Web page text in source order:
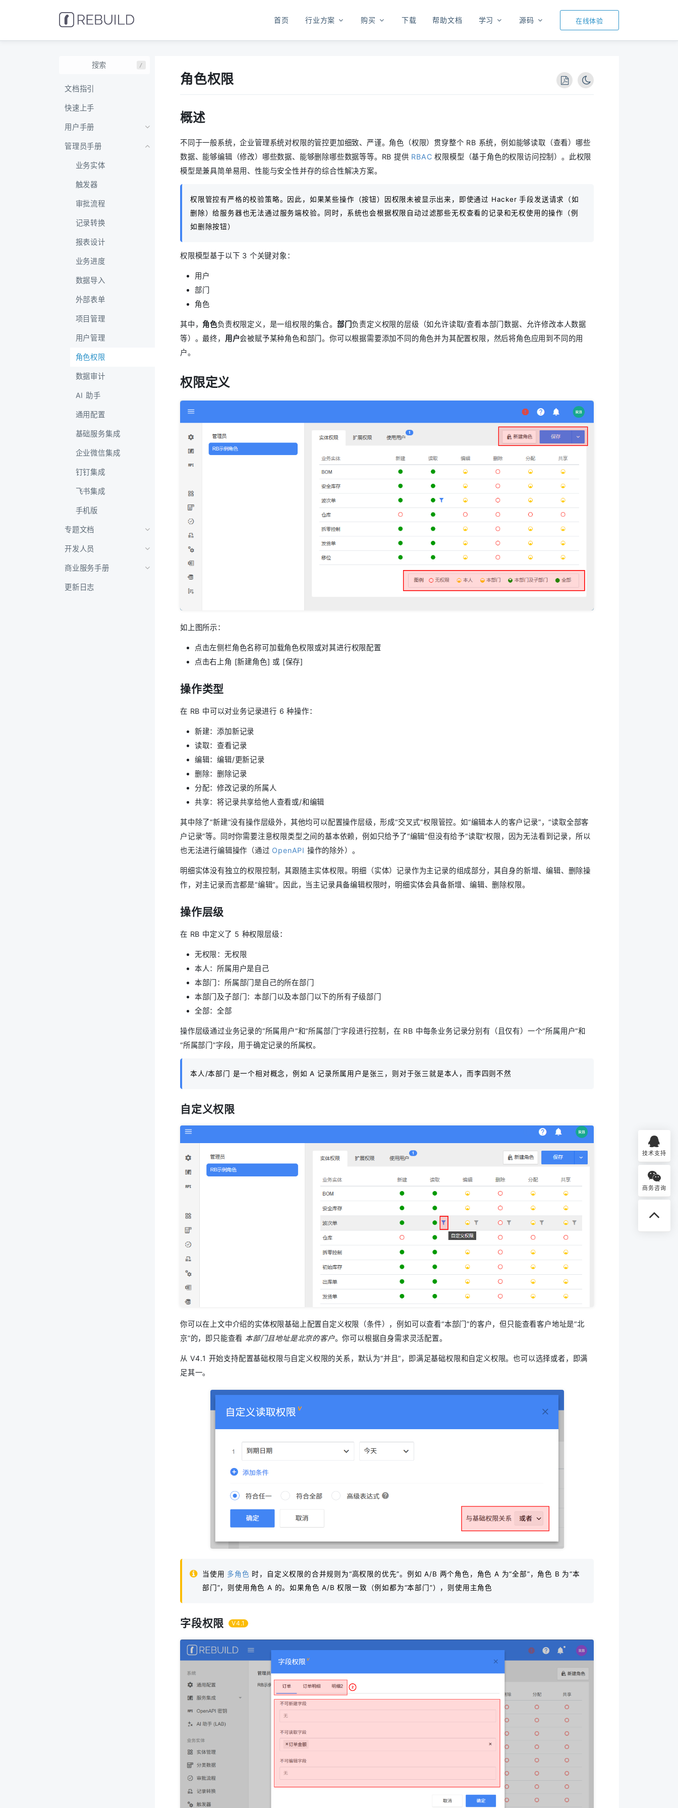
首页 行业方案 购买 下载 帮助文档 学习 源码 在线体验
/
文档指引
快速上手
用户手册
管理员手册
业务实体
触发器
审批流程
记录转换
报表设计
业务进度
数据导入
外部表单
项目管理
用户管理
角色权限
数据审计
AI 助手
通用配置
基础服务集成
企业微信集成
钉钉集成
飞书集成
手机版
专题文档
开发人员
商业服务手册
更新日志
角色权限
概述
不同于一般系统，企业管理系统对权限的管控更加细致、严谨。角色（权限）贯穿整个 RB 系统，例如能够读取（查看）哪些
数据、能够编辑（修改）哪些数据、能够删除哪些数据等等。RB 提供 RBAC 权限模型（基于角色的权限访问控制）。此权限
模型是兼具简单易用、性能与安全性并存的综合性解决方案。
权限管控有严格的校验策略。因此，如果某些操作（按钮）因权限未被显示出来，即使通过 Hacker 手段发送请求（如
删除）给服务器也无法通过服务端校验。同时，系统也会根据权限自动过滤那些无权查看的记录和无权使用的操作（例
如删除按钮）
权限模型基于以下 3 个关键对象：
用户
部门
角色
其中，角色负责权限定义，是一组权限的集合。 部门负责定义权限的层级（如允许读取/查看本部门数据、允许修改本人数据
等）。最终， 用户会被赋予某种角色和部门。你可以根据需要添加不同的角色并为其配置权限，然后将角色应用到不同的用
户。
权限定义
如上图所示：
点击左侧栏角色名称可加载角色权限或对其进行权限配置
点击右上角 [新建角色] 或 [保存]
操作类型
在 RB 中可以对业务记录进行 6 种操作：
新建：添加新记录
读取：查看记录
编辑：编辑/更新记录
删除：删除记录
分配：修改记录的所属人
共享：将记录共享给他人查看或/和编辑
其中除了“新建”没有操作层级外，其他均可以配置操作层级，形成“交叉式”权限管控。如“编辑本人的客户记录”，“读取全部客
户记录”等。同时你需要注意权限类型之间的基本依赖，例如只给予了“编辑”但没有给予“读取”权限，因为无法看到记录，所以
也无法进行编辑操作（通过 OpenAPI 操作的除外）。
明细实体没有独立的权限控制，其跟随主实体权限。明细（实体）记录作为主记录的组成部分，其自身的新增、编辑、删除操
作，对主记录而言都是“编辑”。因此，当主记录具备编辑权限时，明细实体会具备新增、编辑、删除权限。
操作层级
在 RB 中定义了 5 种权限层级：
无权限：无权限
本人：所属用户是自己
本部门：所属部门是自己的所在部门
本部门及子部门：本部门以及本部门以下的所有子级部门
全部：全部
操作层级通过业务记录的“所属用户”和“所属部门”字段进行控制，在 RB 中每条业务记录分别有（且仅有）一个“所属用户”和
“所属部门”字段，用于确定记录的所属权。
本人/本部门 是一个相对概念，例如 A 记录所属用户是张三，则对于张三就是本人，而李四则不然
自定义权限
你可以在上文中介绍的实体权限基础上配置自定义权限（条件），例如可以查看“本部门”的客户，但只能查看客户地址是“北
京”的，即只能查看 本部门且地址是北京的客户。你可以根据自身需求灵活配置。
从 V4.1 开始支持配置基础权限与自定义权限的关系，默认为“并且”，即满足基础权限和自定义权限。也可以选择或者，即满
足其一。
当使用 多角色 时，自定义权限的合并规则为“高权限的优先”。例如 A/B 两个角色，角色 A 为“全部”，角色 B 为“本
部门”，则使用角色 A 的。如果角色 A/B 权限一致（例如都为“本部门”），则使用主角色
字段权限 V4.1
技术支持
商务咨询